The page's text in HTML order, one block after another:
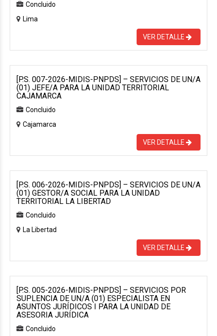
Concluido
Lima
VER DETALLE
[P.S. 007-2026-MIDIS-PNPDS] – SERVICIOS DE UN/A
(01) JEFE/A PARA LA UNIDAD TERRITORIAL
CAJAMARCA
Concluido
Cajamarca
VER DETALLE
[P.S. 006-2026-MIDIS-PNPDS] – SERVICIOS DE UN/A
(01) GESTOR/A SOCIAL PARA LA UNIDAD
TERRITORIAL LA LIBERTAD
Concluido
La Libertad
VER DETALLE
[P.S. 005-2026-MIDIS-PNPDS] – SERVICIOS POR
SUPLENCIA DE UN/A (01) ESPECIALISTA EN
ASUNTOS JURÍDICOS I PARA LA UNIDAD DE
ASESORIA JURÍDICA
Concluido